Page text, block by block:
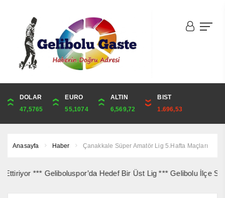
DOLAR
47,5765
EURO
55,1074
ALTIN
6,569,72
BIST
1.696,53
ONS
4,293,56
ALTIN
6,569,72
ÇEYREK
10,741,50
CUMHURİYET
42,969,00
Anasayfa Haber Çanakkale Süper Amatör Lig 5.Hafta Maçları
*** Geliboluspor’da Hedef Bir Üst Lig *** Gelibolu İlçe